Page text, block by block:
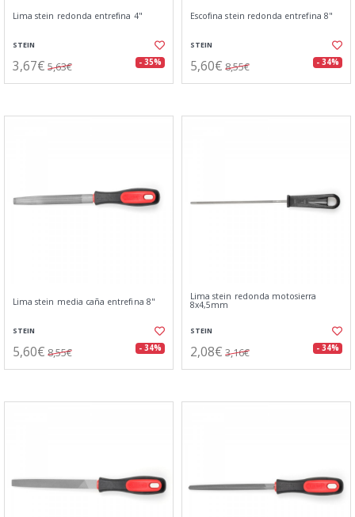
Lima stein redonda entrefina 4"
STEIN
3,67€ 5,63€ - 35%
Escofina stein redonda entrefina 8"
STEIN
5,60€ 8,55€ - 34%
Lima stein media caña entrefina 8"
STEIN
5,60€ 8,55€ - 34%
Lima stein redonda motosierra
8x4,5mm
STEIN
2,08€ 3,16€ - 34%